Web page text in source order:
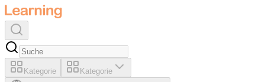
Kategorie Kategorie